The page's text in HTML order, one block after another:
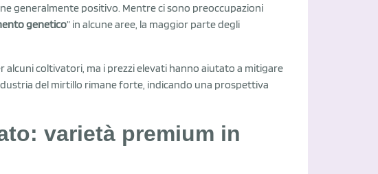
generalmente positivo. Mentre ci sono preoccupazioni
genetico” in alcune aree, la maggior parte degli
coltivatori, ma i prezzi elevati hanno aiutato a mitigare
del mirtillo rimane forte, indicando una prospettiva
varietà premium in